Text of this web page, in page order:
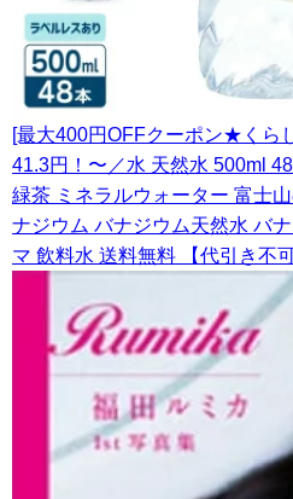
[最大400円OFFクーポン★くら
41.3円！〜／水 天然水 500ml
緑茶 ミネラルウォーター 富士
ナジウム バナジウム天然水 バ
マ 飲料水 送料無料 【代引き不可